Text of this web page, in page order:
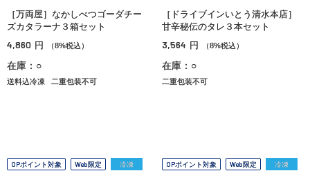
［万両屋］なかしべつゴーダチー
ズカタラーナ３箱セット
4,860 円 （8%税込）
在庫：○
送料込冷凍 二重包装不可
［ドライブインいとう清水本店］
甘辛秘伝のタレ３本セット
3,564 円 （8%税込）
在庫：○
二重包装不可
OPポイント対象 Web限定 冷凍 OPポイント対象 Web限定 冷凍